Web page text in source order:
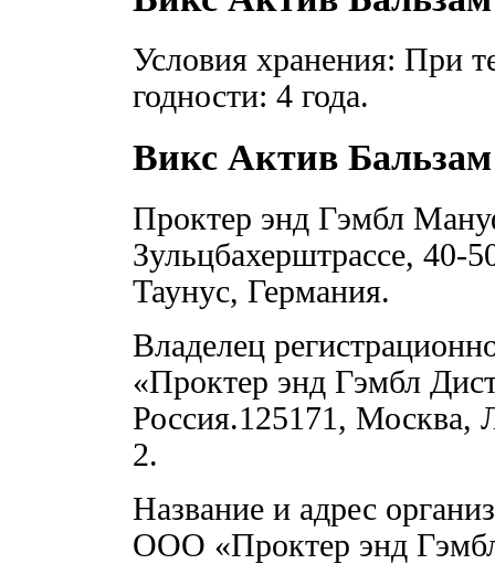
Условия хранения: При
годности: 4 года.
Викс Актив Бальзам
Проктер энд Гэмбл
Зульцбахерштрассе,
Таунус, Германия.
Владелец
«Проктер энд Гэмбл
Россия.125171, Москва,
2.
Название и адрес
ООО «Проктер энд